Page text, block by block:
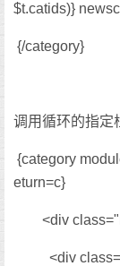
$t.catids)}
{/category}
调用循环的指定
{category
eturn=c}
<div
<div